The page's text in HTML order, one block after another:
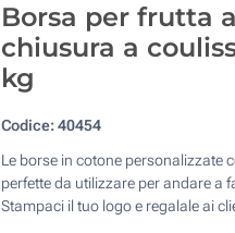
Borsa per frutta
chiusura a
kg
Codice: 40454
Le borse in cotone personalizzate
perfette da utilizzare per andare a
Stampaci il tuo logo e regalale ai